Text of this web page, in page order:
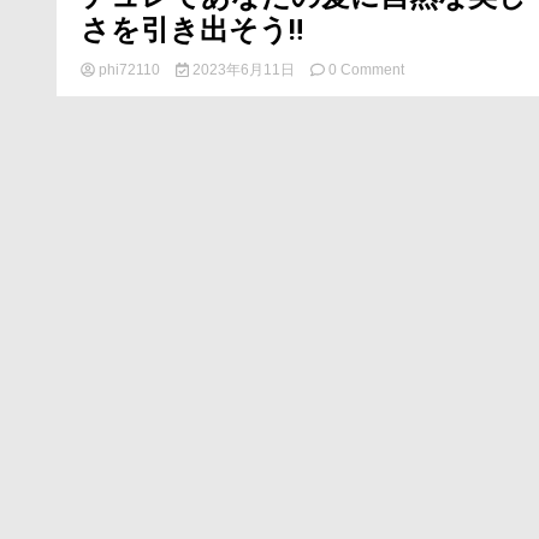
さを引き出そう‼
phi72110 2023年6月11日 0 Commenton
育